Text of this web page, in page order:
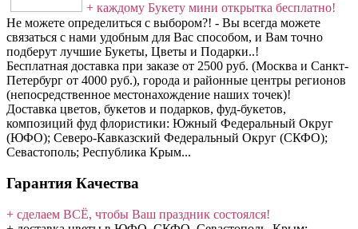
+ каждому Букету мини открытка бесплатно!
Не можете определиться с выбором?! - Вы всегда можете
связаться с нами удобным для Вас способом, и Вам точно
подберут лучшие Букеты, Цветы и Подарки..!
Бесплатная доставка при заказе от 2500 руб. (Москва и Санкт-
Петербург от 4000 руб.), города и районные центры регионов
(непосредственное местонахождение наших точек)!
Доставка цветов, букетов и подарков, фуд-букетов,
композиций фуд флористики: Южный Федеральный Округ
(ЮФО); Северо-Кавказский Федеральный Округ (СКФО);
Севастополь; Республика Крым...
Гарантия Качества
+ сделаем ВСЁ, чтобы Ваш праздник состоялся!